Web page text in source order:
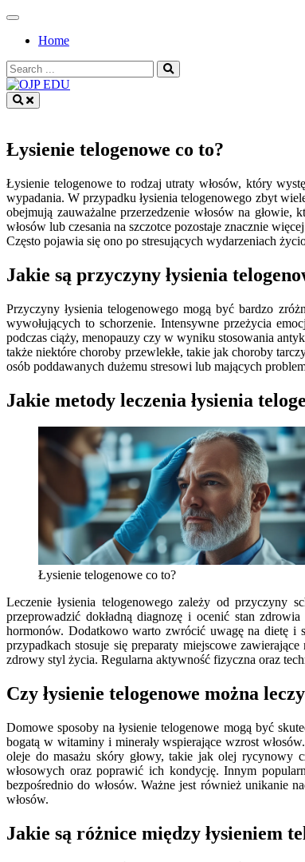
Skip
contentHome
Search
for:
Łysienie telogenowe co to?
Łysienie telogenowe to rodzaj utraty włosów, który
wypadania. W przypadku łysienia telogenowego zbyt
obejmują zauważalne przerzedzenie włosów na
włosów lub czesania na szczotce pozostaje znacznie
Często pojawia się ono po stresujących wydarzeniach
Jakie są przyczyny łysienia
Przyczyny łysienia telogenowego mogą być bardzo
wywołujących to schorzenie. Intensywne przeżycia
podczas ciąży, menopauzy czy w wyniku stosowania
także niektóre choroby przewlekłe, takie jak choroby
osób poddawanych dużemu stresowi lub mających
Jakie metody leczenia łysienia
Łysienie telogenowe co to?
Leczenie łysienia telogenowego zależy od przyczyny
przeprowadzić dokładną diagnozę i ocenić stan
hormonów. Dodatkowo warto zwrócić uwagę na dietę i
przypadkach stosuje się preparaty miejscowe
zdrowy styl życia. Regularna aktywność fizyczna oraz
Czy łysienie telogenowe można
Domowe sposoby na łysienie telogenowe mogą być
bogatą w witaminy i minerały wspierające wzrost
oleje do masażu skóry głowy, takie jak olej rycynowy
włosowych oraz poprawić ich kondycję. Innym
bezpośrednio do włosów. Ważne jest również unikanie
włosów.
Jakie są różnice między łysieniem